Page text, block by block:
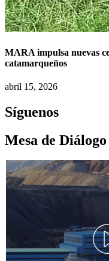
MARA impulsa nuevas
catamarqueños
abril 15, 2026
Síguenos
Mesa de